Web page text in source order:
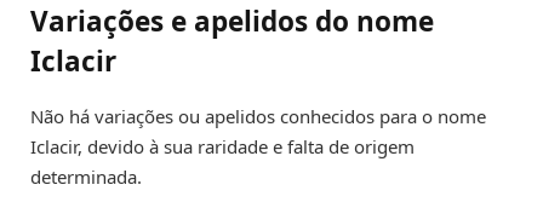
Variações e apelidos do nome
Iclacir
Não há variações ou apelidos conhecidos para o nome
Iclacir, devido à sua raridade e falta de origem
determinada.